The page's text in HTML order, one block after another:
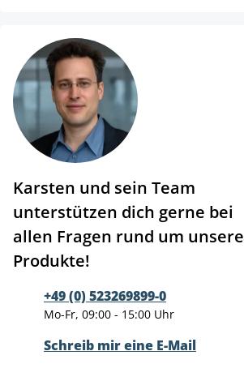
Karsten und sein Team
unterstützen dich gerne bei
allen Fragen rund um unsere
Produkte!
+49 (0) 523269899-0
Mo-Fr, 09:00 - 15:00 Uhr
Schreib mir eine E-Mail